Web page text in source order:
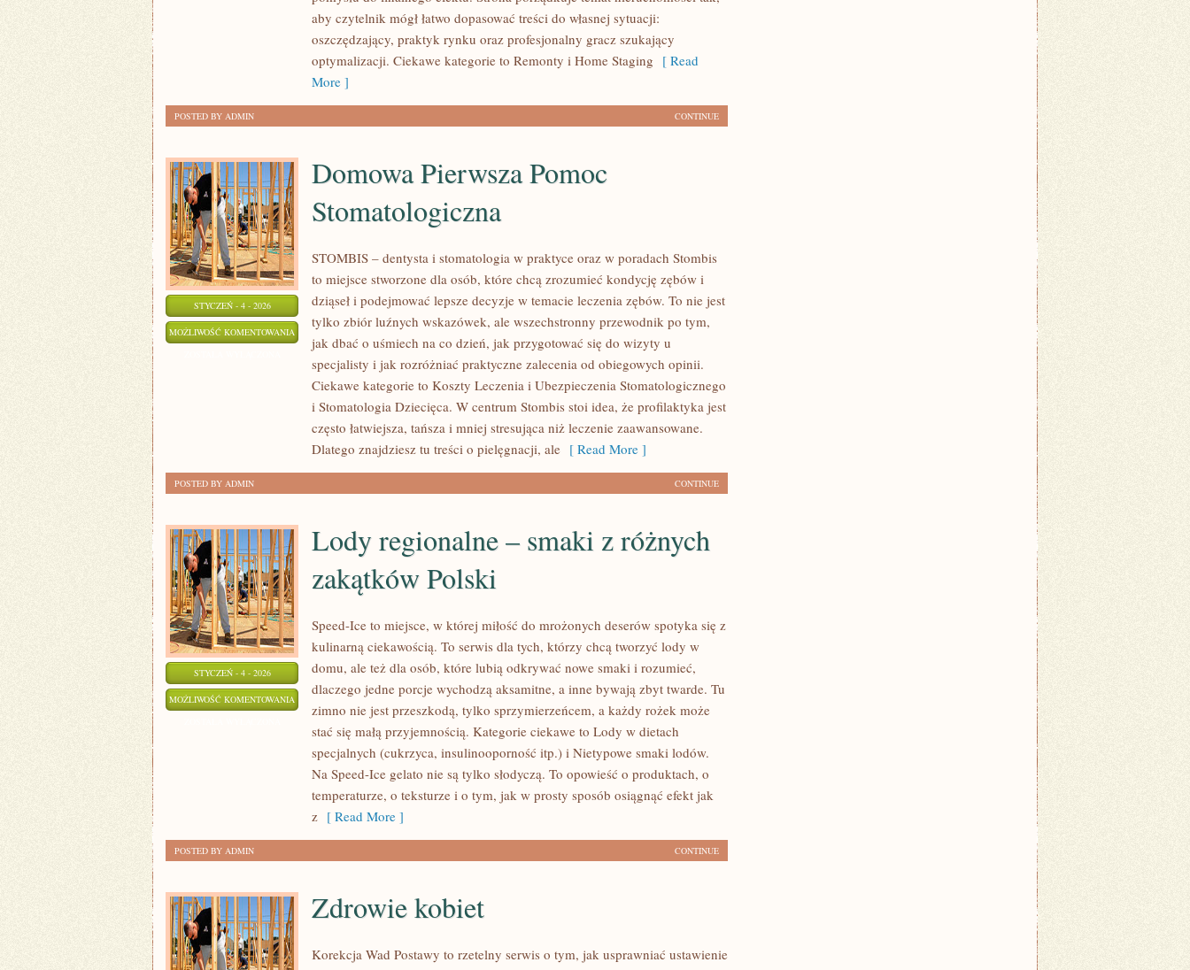
aby czytelnik mógł łatwo dopasować treści do własnej sytuacji:
oszczędzający, praktyk rynku oraz profesjonalny gracz szukający
optymalizacji. Ciekawe kategorie to Remonty i Home Staging [ Read
More ]
CONTINUE
POSTED BY ADMIN
STYCZEŃ - 4 - 2026
MOŻLIWOŚĆ KOMENTOWANIA DOMOWA
PIERWSZA
POMOC
Domowa Pierwsza Pomoc
Stomatologiczna
STOMBIS – dentysta i stomatologia w praktyce oraz w poradach Stombis
to miejsce stworzone dla osób, które chcą zrozumieć kondycję zębów i
dziąseł i podejmować lepsze decyzje w temacie leczenia zębów. To nie jest
tylko zbiór luźnych wskazówek, ale wszechstronny przewodnik po tym,
jak dbać o uśmiech na co dzień, jak przygotować się do wizyty u
specjalisty i jak rozróżniać praktyczne zalecenia od obiegowych opinii.
Ciekawe kategorie to Koszty Leczenia i Ubezpieczenia Stomatologicznego
i Stomatologia Dziecięca. W centrum Stombis stoi idea, że profilaktyka jest
często łatwiejsza, tańsza i mniej stresująca niż leczenie zaawansowane.
Dlatego znajdziesz tu treści o pielęgnacji, ale [ Read More ]
CONTINUE
POSTED BY ADMIN
STYCZEŃ - 4 - 2026
MOŻLIWOŚĆ KOMENTOWANIA
Lody regionalne – smaki z różnych
zakątków Polski
Speed-Ice to miejsce, w której miłość do mrożonych deserów spotyka się z
kulinarną ciekawością. To serwis dla tych, którzy chcą tworzyć lody w
domu, ale też dla osób, które lubią odkrywać nowe smaki i rozumieć,
dlaczego jedne porcje wychodzą aksamitne, a inne bywają zbyt twarde. Tu
zimno nie jest przeszkodą, tylko sprzymierzeńcem, a każdy rożek może
stać się małą przyjemnością. Kategorie ciekawe to Lody w dietach
specjalnych (cukrzyca, insulinooporność itp.) i Nietypowe smaki lodów.
Na Speed-Ice gelato nie są tylko słodyczą. To opowieść o produktach, o
temperaturze, o teksturze i o tym, jak w prosty sposób osiągnąć efekt jak
z [ Read More ]
CONTINUE
POSTED BY ADMIN
Zdrowie kobiet
Korekcja Wad Postawy to rzetelny serwis o tym, jak usprawniać ustawienie